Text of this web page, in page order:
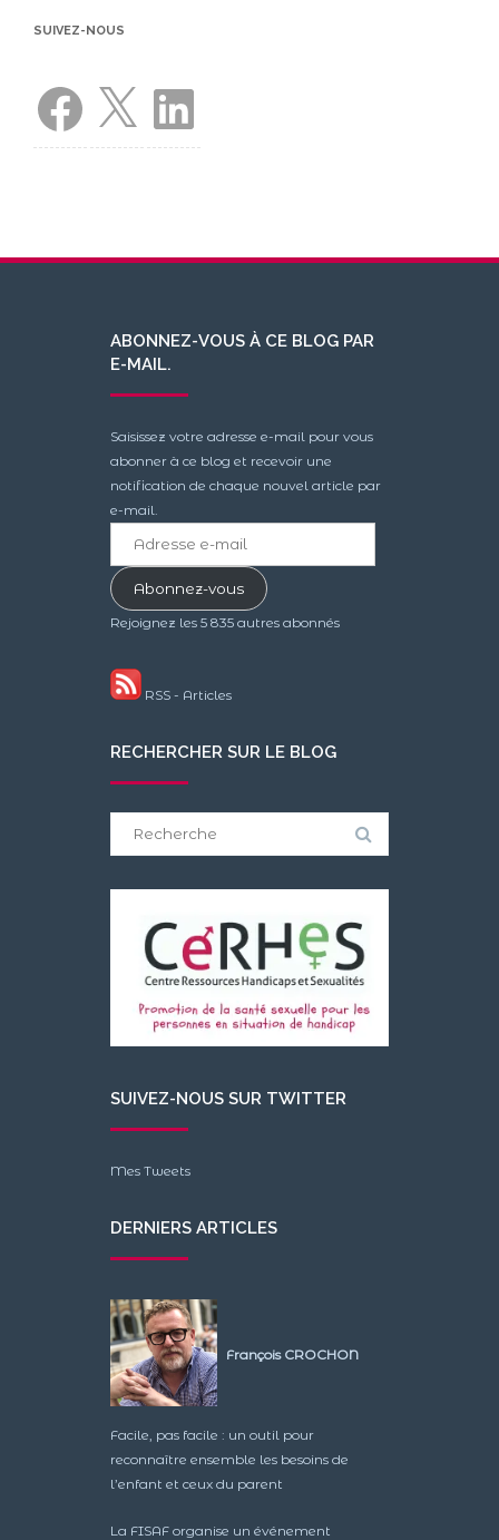
SUIVEZ-NOUS
Facebook LinkedIn
ABONNEZ-VOUS À CE BLOG PAR
E-MAIL.
Saisissez votre adresse e-mail pour vous
abonner à ce blog et recevoir une
notification de chaque nouvel article par
e-mail.
mailAbonnez-vous
Rejoignez les 5 835 autres abonnés
RSS - Articles
RECHERCHER SUR LE BLOG
SUIVEZ-NOUS SUR TWITTER
Mes Tweets
DERNIERS ARTICLES
François CROCHON
Facile, pas facile : un outil pour
reconnaître ensemble les besoins de
l’enfant et ceux du parent
La FISAF organise un événement